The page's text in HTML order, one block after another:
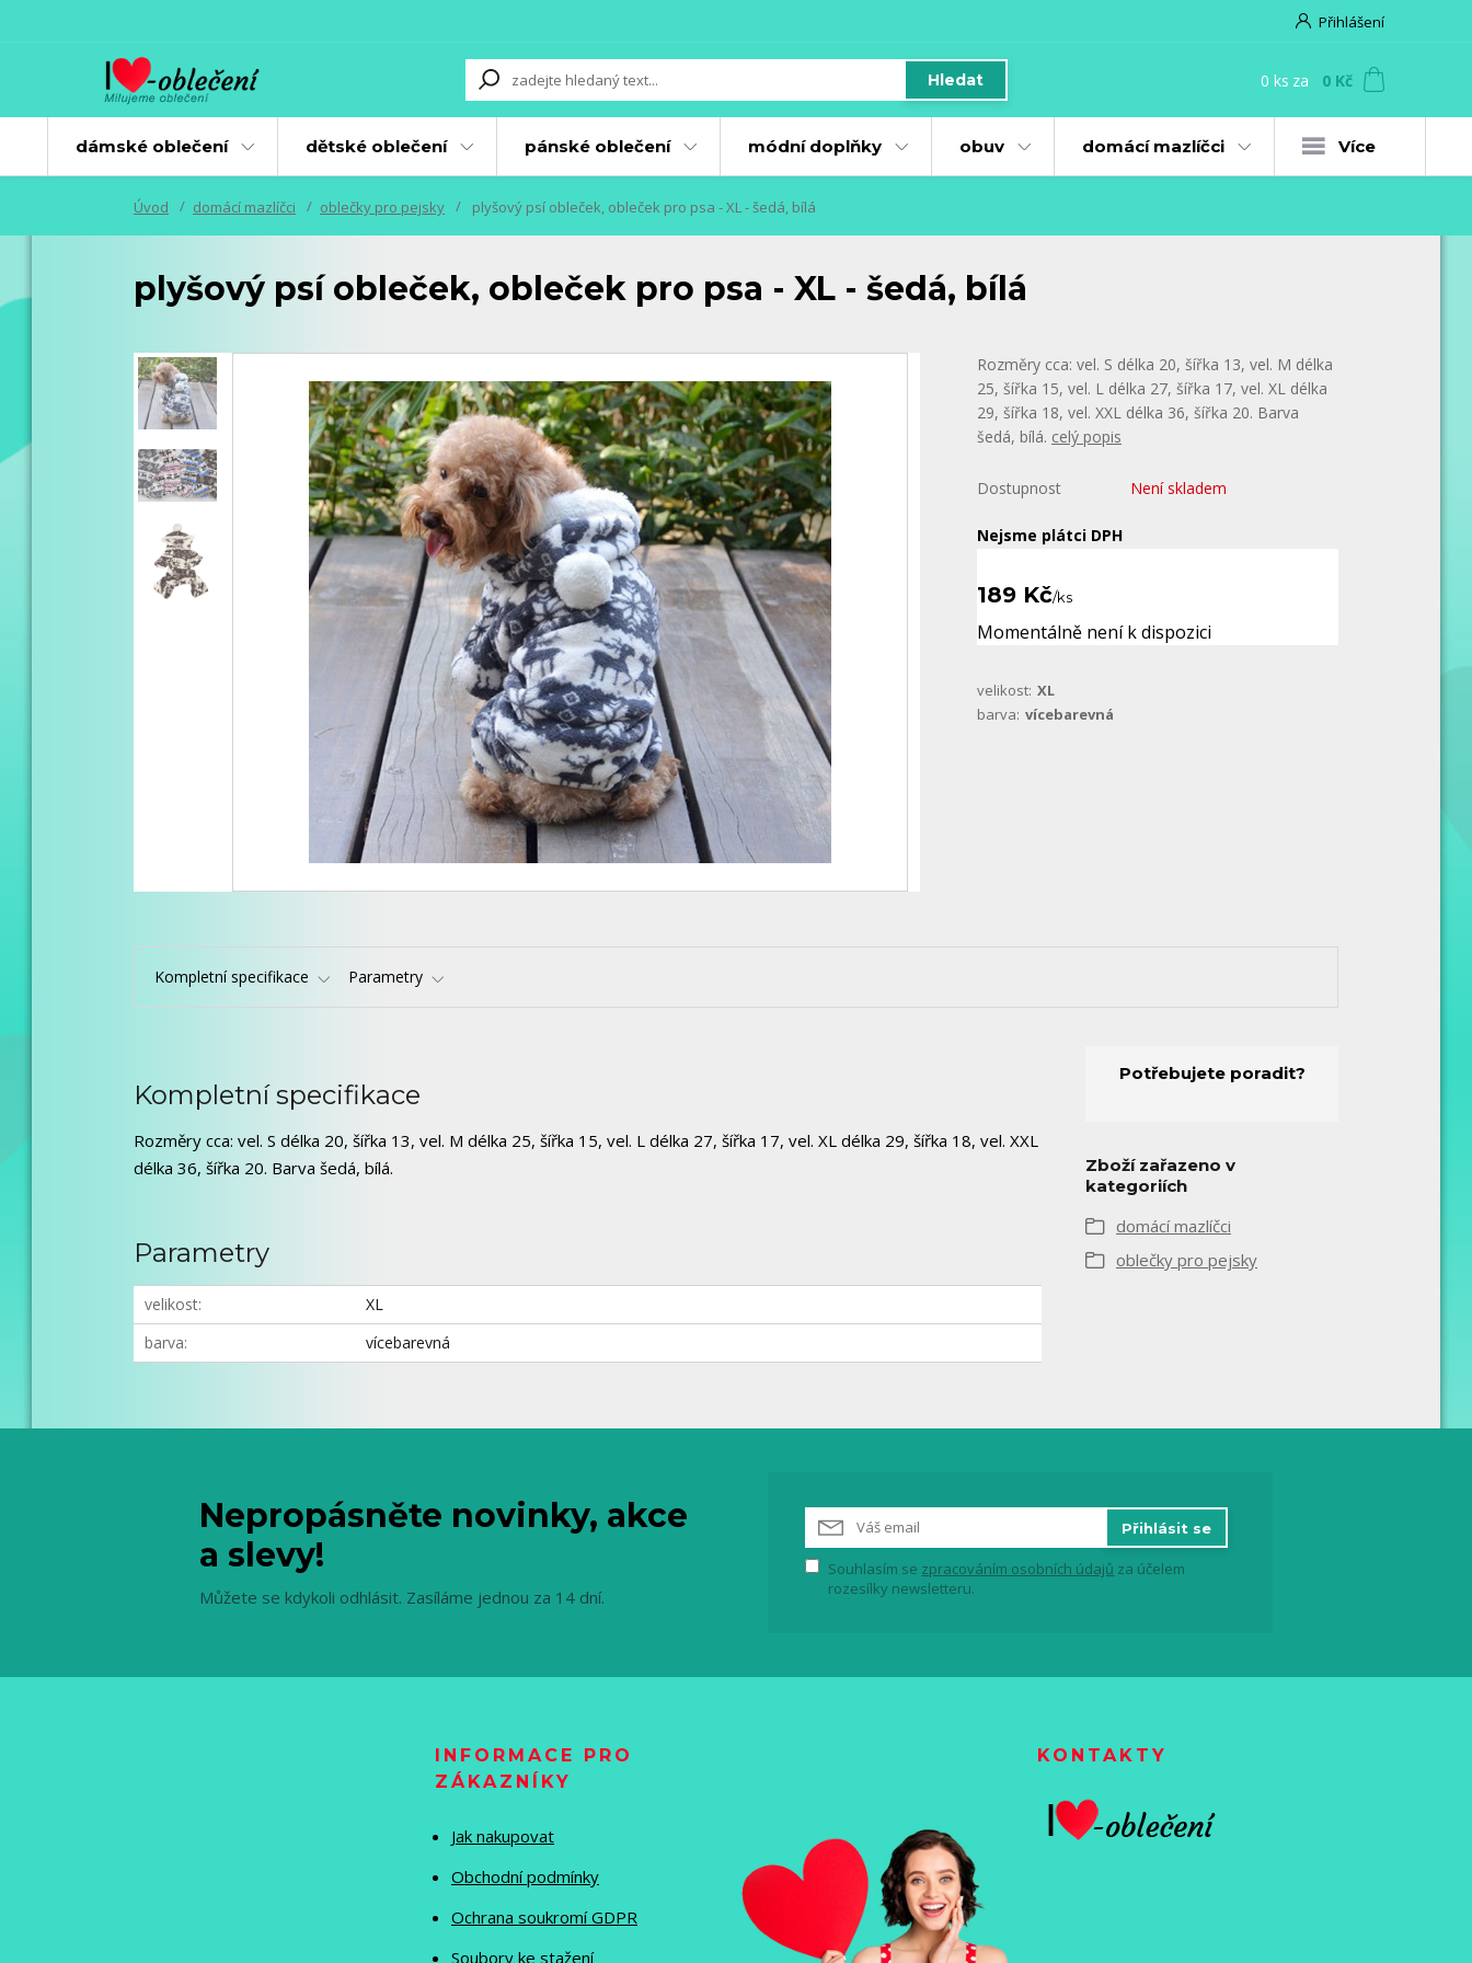
Přihlášení
Hledat 0 ks za 0 Kč
dámské oblečení dětské oblečení pánské oblečení módní doplňky obuv domácí mazlíčci Více
Úvod domácí mazlíčci oblečky pro pejsky plyšový psí obleček, obleček pro psa - XL - šedá, bílá
plyšový psí obleček, obleček pro psa - XL - šedá, bílá
Rozměry cca: vel. S délka 20, šířka 13, vel. M délka
25, šířka 15, vel. L délka 27, šířka 17, vel. XL délka
29, šířka 18, vel. XXL délka 36, šířka 20. Barva
šedá, bílá. celý popis
Dostupnost Není skladem
Nejsme plátci DPH
189 Kč/ks
Momentálně není k dispozici
velikost: XL
barva: vícebarevná
Kompletní specifikace Parametry
Kompletní specifikace
Rozměry cca: vel. S délka 20, šířka 13, vel. M délka 25, šířka 15, vel. L délka 27, šířka 17, vel. XL délka 29, šířka 18, vel. XXL
délka 36, šířka 20. Barva šedá, bílá.
Parametry
velikost
XL
barva
vícebarevná
Potřebujete poradit?
Zboží zařazeno v
kategoriích
domácí mazlíčci
oblečky pro pejsky
Nepropásněte novinky, akce
a slevy!
Můžete se kdykoli odhlásit. Zasíláme jednou za 14 dní.
Přihlásit se
Souhlasím se zpracováním osobních údajů za účelem
rozesílky newsletteru.
INFORMACE PRO
ZÁKAZNÍKY
Jak nakupovat
Obchodní podmínky
Ochrana soukromí GDPR
Soubory ke stažení
KONTAKTY